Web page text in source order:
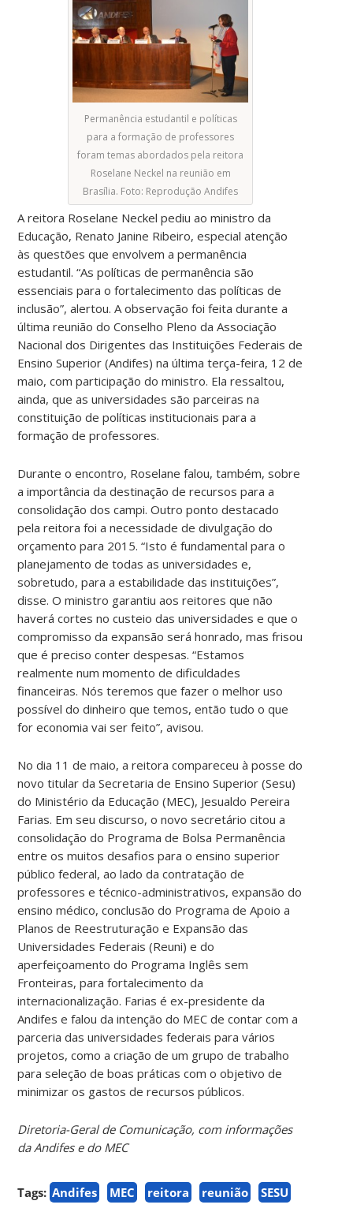
Permanência estudantil e políticas
para a formação de professores
foram temas abordados pela reitora
Roselane Neckel na reunião em
Brasília. Foto: Reprodução Andifes
A reitora Roselane Neckel pediu ao ministro da
Educação, Renato Janine Ribeiro, especial atenção
às questões que envolvem a permanência
estudantil. “As políticas de permanência são
essenciais para o fortalecimento das políticas de
inclusão”, alertou. A observação foi feita durante a
última reunião do Conselho Pleno da Associação
Nacional dos Dirigentes das Instituições Federais de
Ensino Superior (Andifes) na última terça-feira, 12 de
maio, com participação do ministro. Ela ressaltou,
ainda, que as universidades são parceiras na
constituição de políticas institucionais para a
formação de professores.
Durante o encontro, Roselane falou, também, sobre
a importância da destinação de recursos para a
consolidação dos campi. Outro ponto destacado
pela reitora foi a necessidade de divulgação do
orçamento para 2015. “Isto é fundamental para o
planejamento de todas as universidades e,
sobretudo, para a estabilidade das instituições”,
disse. O ministro garantiu aos reitores que não
haverá cortes no custeio das universidades e que o
compromisso da expansão será honrado, mas frisou
que é preciso conter despesas. “Estamos
realmente num momento de dificuldades
financeiras. Nós teremos que fazer o melhor uso
possível do dinheiro que temos, então tudo o que
for economia vai ser feito”, avisou.
No dia 11 de maio, a reitora compareceu à posse do
novo titular da Secretaria de Ensino Superior (Sesu)
do Ministério da Educação (MEC), Jesualdo Pereira
Farias. Em seu discurso, o novo secretário citou a
consolidação do Programa de Bolsa Permanência
entre os muitos desafios para o ensino superior
público federal, ao lado da contratação de
professores e técnico-administrativos, expansão do
ensino médico, conclusão do Programa de Apoio a
Planos de Reestruturação e Expansão das
Universidades Federais (Reuni) e do
aperfeiçoamento do Programa Inglês sem
Fronteiras, para fortalecimento da
internacionalização. Farias é ex-presidente da
Andifes e falou da intenção do MEC de contar com a
parceria das universidades federais para vários
projetos, como a criação de um grupo de trabalho
para seleção de boas práticas com o objetivo de
minimizar os gastos de recursos públicos.
Diretoria-Geral de Comunicação, com informações
da Andifes e do MEC
Tags: Andifes MEC reitora reunião SESU